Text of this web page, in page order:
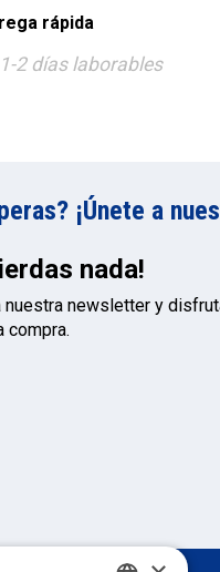
rápida
2 días laborables
¡Únete a
nada!
nuestra newsletter y
compra.